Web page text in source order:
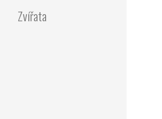
Zvířata